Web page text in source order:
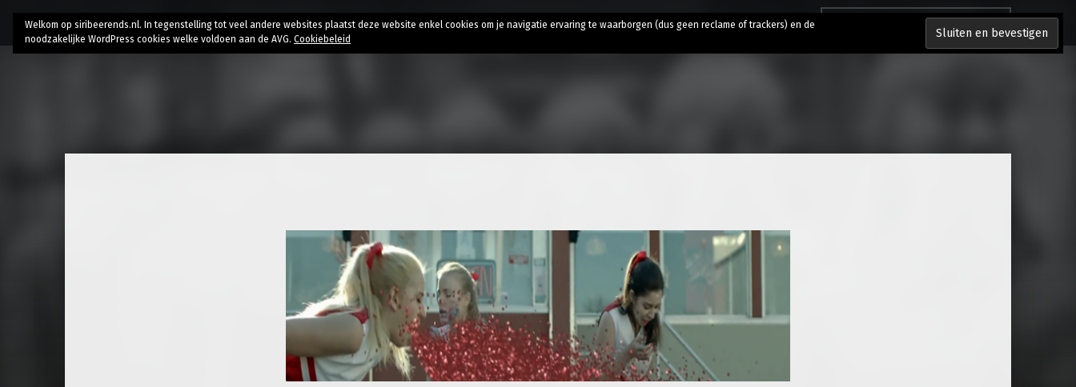
Zoeken naar:
Home
Bio Research AI // Authenticity Contact
Welkom op siribeerends.nl. In tegenstelling tot veel andere websites plaatst deze website enkel cookies om je navigatie ervaring te waarborgen (dus geen reclame of trackers) en de
noodzakelijke WordPress cookies welke voldoen aan de AVG. Cookiebeleid